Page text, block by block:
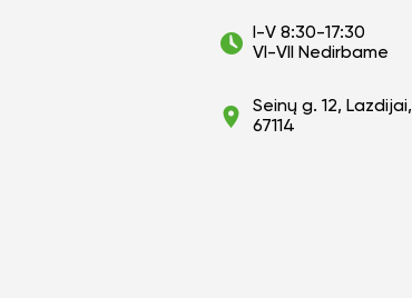
I-V 8:30-17:30
VI-VII Nedirbame
Seinų g. 12, Lazdijai,
67114